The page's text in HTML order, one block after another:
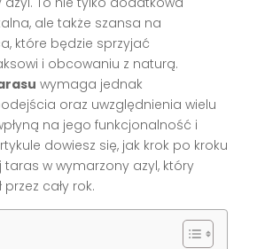
ale także szansa na
które będzie sprzyjać
i obcowaniu z naturą.
wymaga jednak
oraz uwzględnienia wielu
na jego funkcjonalność i
dowiesz się, jak krok po kroku
taras w wymarzony azyl, który
cały rok.